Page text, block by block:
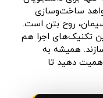
ساخت‌وسازی
روح بتن است.
تکنیک‌های اجرا هم
همیشه به
دهید تا